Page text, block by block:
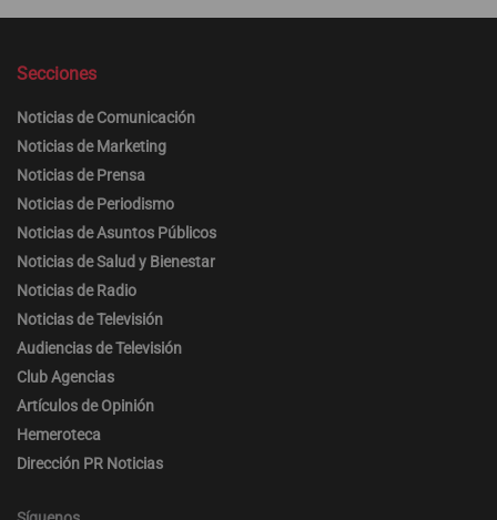
Secciones
Noticias de Comunicación
Noticias de Marketing
Noticias de Prensa
Noticias de Periodismo
Noticias de Asuntos Públicos
Noticias de Salud y Bienestar
Noticias de Radio
Noticias de Televisión
Audiencias de Televisión
Club Agencias
Artículos de Opinión
Hemeroteca
Dirección PR Noticias